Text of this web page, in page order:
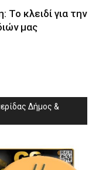
κλειδί για την
µας
Δήμος &